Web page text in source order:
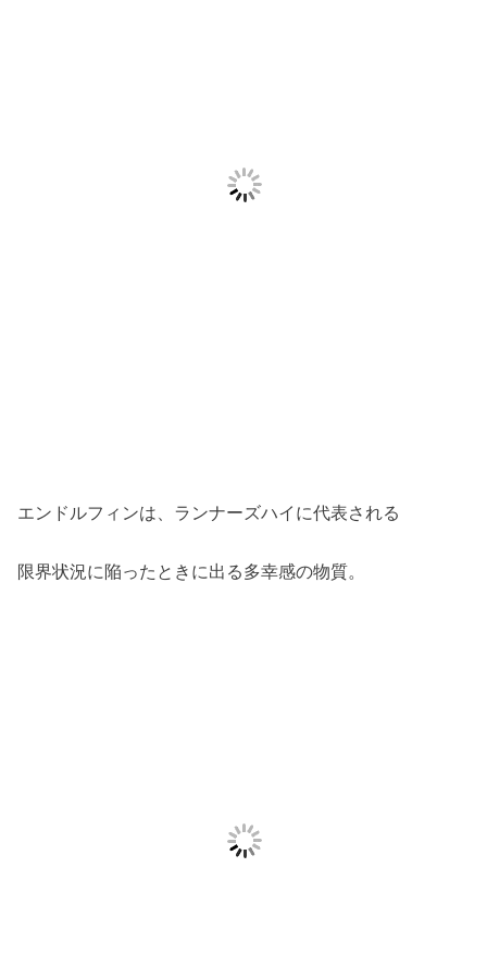
エンドルフィンは、ランナーズハイに代表される
限界状況に陥ったときに出る多幸感の物質。